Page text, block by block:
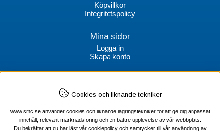
Köpvillkor
Integritetspolicy
Mina sidor
Logga in
Skapa konto
SMC Stockholms Maskincentral AB
100 64 Stockholm
Tel Verktyg: 08-578 55 230
Cookies och liknande tekniker
www.smc.se använder cookies och liknande lagringstekniker för att ge dig anpassat
innehåll, relevant marknadsföring och en bättre upplevelse av vår webbplats.
Du bekräftar att du har läst vår cookiepolicy och samtycker till vår användning av